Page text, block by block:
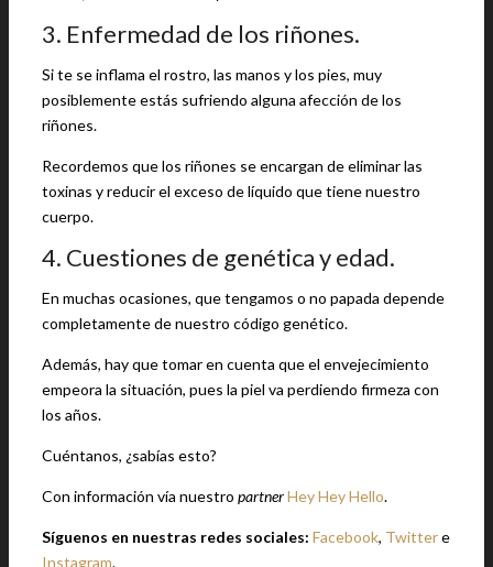
3. Enfermedad de los riñones.
Si te se inflama el rostro, las manos y los pies, muy
posiblemente estás sufriendo alguna afección de los
riñones.
Recordemos que los riñones se encargan de eliminar las
toxinas y reducir el exceso de líquido que tiene nuestro
cuerpo.
4. Cuestiones de genética y edad.
En muchas ocasiones, que tengamos o no papada depende
completamente de nuestro código genético.
Además, hay que tomar en cuenta que el envejecimiento
empeora la situación, pues la piel va perdiendo firmeza con
los años.
Cuéntanos, ¿sabías esto?
Con información vía nuestro partnerHey Hey Hello.
Síguenos en nuestras redes sociales: Facebook, Twittere
Instagram.